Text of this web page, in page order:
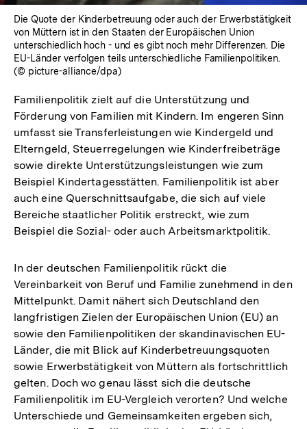
Die Quote der Kinderbetreuung oder auch der Erwerbstätigkeit
von Müttern ist in den Staaten der Europäischen Union
unterschiedlich hoch - und es gibt noch mehr Differenzen. Die
EU-Länder verfolgen teils unterschiedliche Familienpolitiken.
(© picture-alliance/dpa)
Familienpolitik zielt auf die Unterstützung und
Förderung von Familien mit Kindern. Im engeren Sinn
umfasst sie Transferleistungen wie Kindergeld und
Elterngeld, Steuerregelungen wie Kinderfreibeträge
sowie direkte Unterstützungsleistungen wie zum
Beispiel Kindertagesstätten. Familienpolitik ist aber
auch eine Querschnittsaufgabe, die sich auf viele
Bereiche staatlicher Politik erstreckt, wie zum
Beispiel die Sozial- oder auch Arbeitsmarktpolitik.
In der deutschen Familienpolitik rückt die
Vereinbarkeit von Beruf und Familie zunehmend in den
Mittelpunkt. Damit nähert sich Deutschland den
langfristigen Zielen der Europäischen Union (EU) an
sowie den Familienpolitiken der skandinavischen EU-
Länder, die mit Blick auf Kinderbetreuungsquoten
sowie Erwerbstätigkeit von Müttern als fortschrittlich
gelten. Doch wo genau lässt sich die deutsche
Familienpolitik im EU-Vergleich verorten? Und welche
Unterschiede und Gemeinsamkeiten ergeben sich,